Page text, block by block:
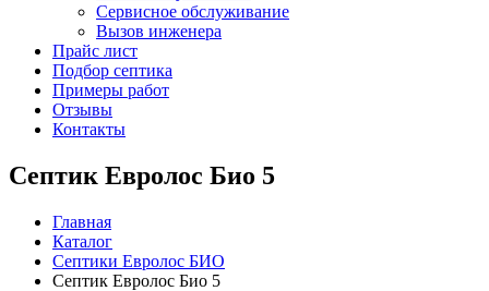
Сервисное обслуживание
Вызов инженера
Прайс лист
Подбор септика
Примеры работ
Отзывы
Контакты
Септик Евролос Био 5
Главная
Каталог
Септики Евролос БИО
Септик Евролос Био 5